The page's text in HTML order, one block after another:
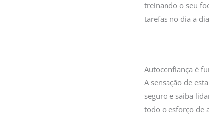
treinando o seu
tarefas no dia a
Autoconfiança é
A sensação de
seguro e saiba
todo o esforço de